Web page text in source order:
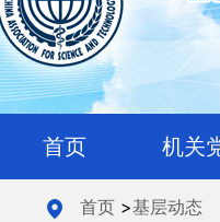
首页 机关
首页>基层动态